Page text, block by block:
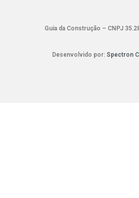
Guia da Construção – CNPJ
Desenvolvido por: Spectron